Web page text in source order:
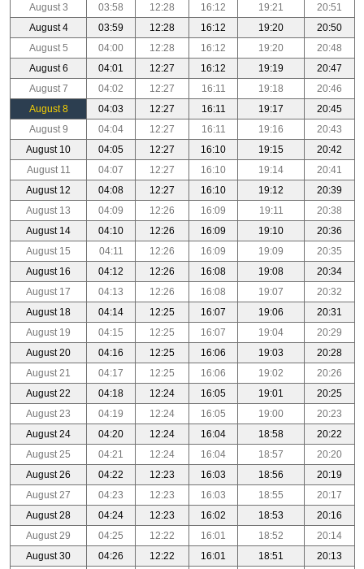
August 3
03:58 12:28 16:12 19:21
20:51
August 4
03:59 12:28 16:12 19:20
20:50
August 5
04:00 12:28 16:12 19:20
20:48
August 6
04:01 12:27 16:12 19:19
20:47
August 7
04:02 12:27 16:11 19:18
20:46
August 8
04:03 12:27 16:11 19:17
20:45
August 9
04:04 12:27 16:11 19:16
20:43
August 10
04:05 12:27 16:10 19:15
20:42
August 11
04:07 12:27 16:10 19:14
20:41
August 12
04:08 12:27 16:10 19:12
20:39
August 13
04:09 12:26 16:09 19:11
20:38
August 14
04:10 12:26 16:09 19:10
20:36
August 15
04:11 12:26 16:09 19:09
20:35
August 16
04:12 12:26 16:08 19:08
20:34
August 17
04:13 12:26 16:08 19:07
20:32
August 18
04:14 12:25 16:07 19:06
20:31
August 19
04:15 12:25 16:07 19:04
20:29
August 20
04:16 12:25 16:06 19:03
20:28
August 21
04:17 12:25 16:06 19:02
20:26
August 22
04:18 12:24 16:05 19:01
20:25
August 23
04:19 12:24 16:05 19:00
20:23
August 24
04:20 12:24 16:04 18:58
20:22
August 25
04:21 12:24 16:04 18:57
20:20
August 26
04:22 12:23 16:03 18:56
20:19
August 27
04:23 12:23 16:03 18:55
20:17
August 28
04:24 12:23 16:02 18:53
20:16
August 29
04:25 12:22 16:01 18:52
20:14
August 30
04:26 12:22 16:01 18:51
20:13